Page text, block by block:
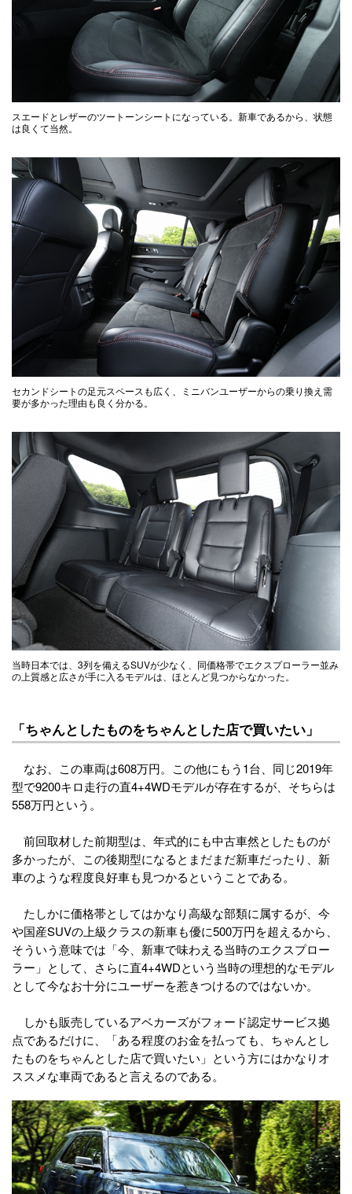
スエードとレザーのツートーンシートになっている。新車であるから、状態
は良くて当然。
セカンドシートの足元スペースも広く、ミニバンユーザーからの乗り換え需
要が多かった理由も良く分かる。
当時日本では、3列を備えるSUVが少なく、同価格帯でエクスプローラー並み
の上質感と広さが手に入るモデルは、ほとんど見つからなかった。
「ちゃんとしたものをちゃんとした店で買いたい」
なお、この車両は608万円。この他にもう1台、同じ2019年
型で9200キロ走行の直4+4WDモデルが存在するが、そちらは
558万円という。
前回取材した前期型は、年式的にも中古車然としたものが
多かったが、この後期型になるとまだまだ新車だったり、新
車のような程度良好車も見つかるということである。
たしかに価格帯としてはかなり高級な部類に属するが、今
や国産SUVの上級クラスの新車も優に500万円を超えるから、
そういう意味では「今、新車で味わえる当時のエクスプロー
ラー」として、さらに直4+4WDという当時の理想的なモデル
として今なお十分にユーザーを惹きつけるのではないか。
しかも販売しているアベカーズがフォード認定サービス拠
点であるだけに、「ある程度のお金を払っても、ちゃんとし
たものをちゃんとした店で買いたい」という方にはかなりオ
ススメな車両であると言えるのである。